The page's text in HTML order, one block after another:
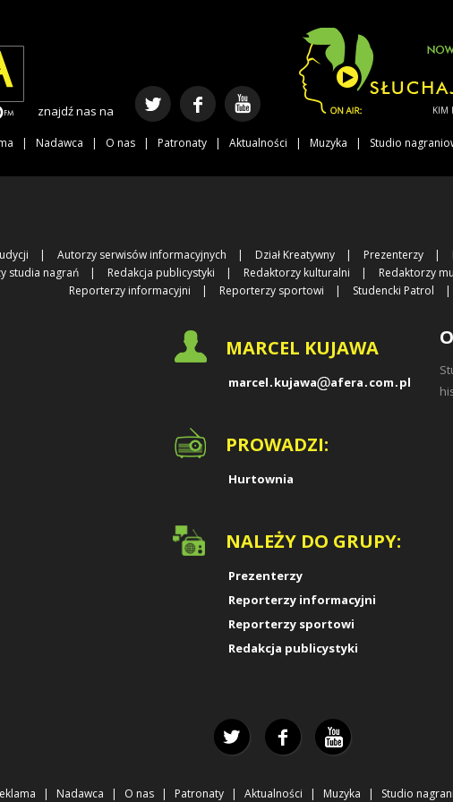
znajdź nas na KIM
Nadawca O nas Patronaty Aktualności Muzyka Studio
Autorzy serwisów informacyjnych Dział Kreatywny Prezenterzy
studia nagrań
Redakcja publicystyki Redaktorzy kulturalni Redaktorzy
Reporterzy informacyjni
Reporterzy sportowi Studencki Patrol
MARCEL KUJAWA
marcel kujawa afera com pl
PROWADZI:
Hurtownia
NALEŻY DO GRUPY:
Prezenterzy
Reporterzy informacyjni
Reporterzy sportowi
Redakcja publicystyki
Nadawca O nas Patronaty Aktualności Muzyka Studio